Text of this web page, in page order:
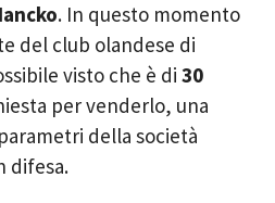
. In questo momento
del club olandese di
visto che è di 30
per venderlo, una
della società
difesa.